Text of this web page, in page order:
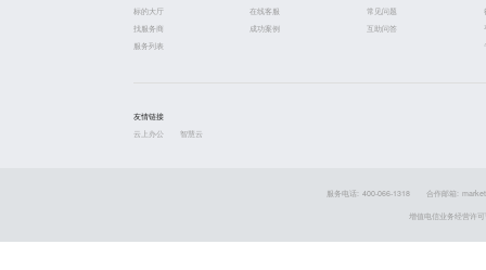
标的大厅
找服务商
服务列表
在线客服
成功案例
常见问题
互助问答
友情链接
云上办公
智慧云
服务电话: 400-066-1318 合作邮箱:
增值电信业务经营许